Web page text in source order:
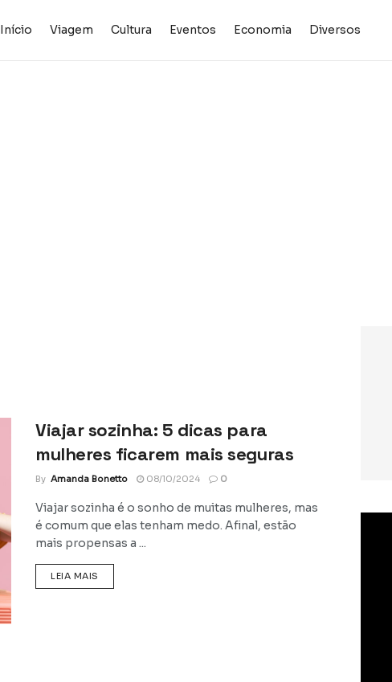
Início Viagem Cultura Eventos Economia Diversos
Viajar sozinha: 5 dicas para
mulheres ficarem mais seguras
By Amanda Bonetto 08/10/2024 0
Viajar sozinha é o sonho de muitas mulheres, mas
é comum que elas tenham medo. Afinal, estão
mais propensas a ...
LEIA MAIS